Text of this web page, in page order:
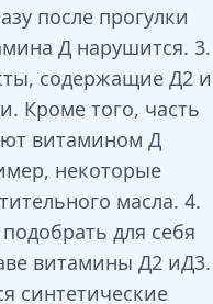
после прогулки
Д нарушится. 3.
содержащие Д2 и
Кроме того, часть
витамином Д
некоторые
масла. 4.
для себя
витамины Д2 иД3.
синтетические